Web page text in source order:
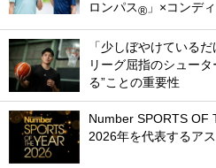
ロンパス® 」×コンデ
「少しぼやけている
リーグ屈指のシュー
る”ことの重要性
Number SPORTS OF
2026年を代表するア